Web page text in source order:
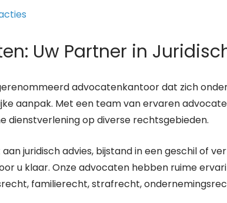
Uw Partner in
advocatenkantoor dat zich
aanpak. Met een team van ervaren
dienstverlening op diverse rechtsgebieden.
juridisch advies, bijstand in een geschil of
u klaar. Onze advocaten hebben ruime
familierecht, strafrecht,